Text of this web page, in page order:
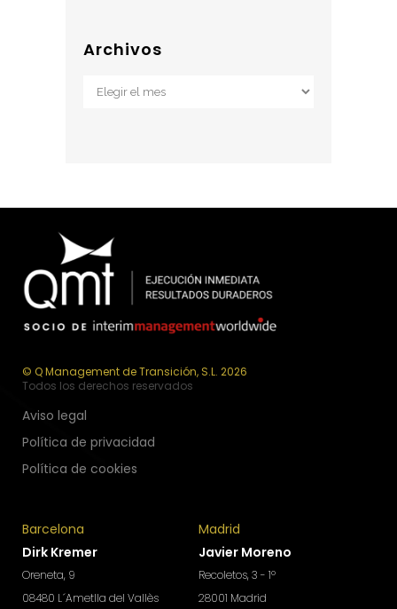
Archivos
Archivos
© Q Management de Transición, S.L. 2026
Todos los derechos reservados
Aviso legal
Política de privacidad
Política de cookies
Barcelona
Dirk Kremer
Oreneta, 9
08480 L´Ametlla del Vallès
Madrid
Javier Moreno
Recoletos, 3 - 1º
28001 Madrid